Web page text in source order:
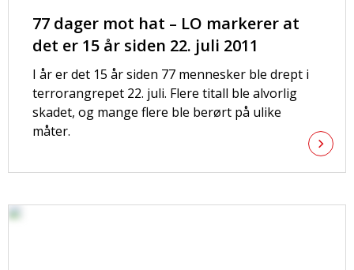
77 dager mot hat – LO markerer at
det er 15 år siden 22. juli 2011
I år er det 15 år siden 77 mennesker ble drept i
terrorangrepet 22. juli. Flere titall ble alvorlig
skadet, og mange flere ble berørt på ulike
måter.